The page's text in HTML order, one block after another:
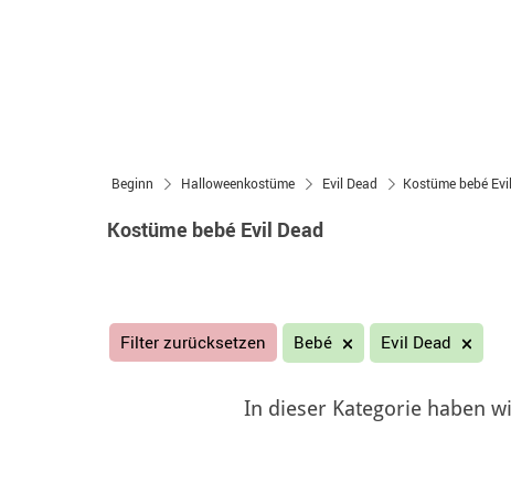
Beginn Halloweenkostüme Evil Dead Kostüme bebé
Kostüme bebé Evil Dead
Filter zurücksetzen Bebé Evil Dead
In dieser Kategorie haben